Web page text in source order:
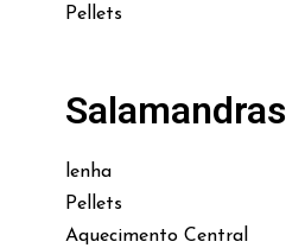
Pellets
Salamandras
lenha
Pellets
Aquecimento Central